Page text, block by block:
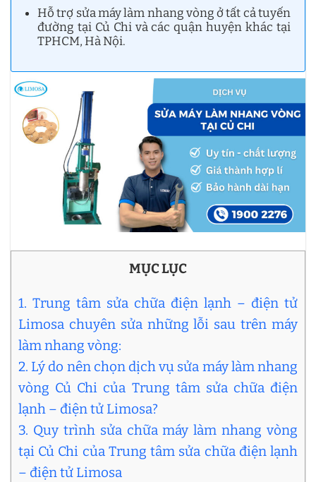
Hỗ trợ sửa máy làm nhang vòng ở tất cả tuyến
đường tại Củ Chi và các quận huyện khác tại
TPHCM, Hà Nội.
MỤC LỤC
1. Trung tâm sửa chữa điện lạnh – điện tử
Limosa chuyên sửa những lỗi sau trên máy
làm nhang vòng:
2. Lý do nên chọn dịch vụ sửa máy làm nhang
vòng Củ Chi của Trung tâm sửa chữa điện
lạnh – điện tử Limosa?
3. Quy trình sửa chữa máy làm nhang vòng
tại Củ Chi của Trung tâm sửa chữa điện lạnh
– điện tử Limosa